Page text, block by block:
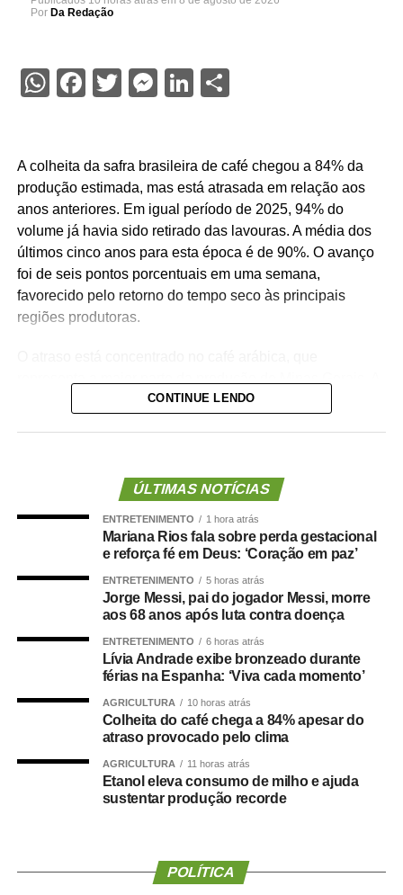
Por Da Redação
WhatsApp
Facebook
Twitter
Messenger
LinkedIn
Share
A colheita da safra brasileira de café chegou a 84% da
produção estimada, mas está atrasada em relação aos
anos anteriores. Em igual período de 2025, 94% do
volume já havia sido retirado das lavouras. A média dos
últimos cinco anos para esta época é de 90%. O avanço
foi de seis pontos porcentuais em uma semana,
favorecido pelo retorno do tempo seco às principais
regiões produtoras.
colheita da variedade alcançou 77%, ante 91% no
No caso do canéfora, grupo que reúne conilon e robusta,
os trabalhos estão praticamente concluídos. A colheita
atingiu 99%, resultado semelhante ao de 2025 e
ligeiramente superior à média de 98% dos últimos cinco
Minas Gerais concentra a maior parte da produção
sacas de 60 quilos em 2026, segundo a Companhia
Nacional de Abastecimento (Conab). O volume
representa praticamente metade das 66,7 milhões de
sacas previstas para o País.
A estimativa mineira é 29,8% superior à da temporada
anterior. O aumento foi favorecido pelo ciclo de
bienalidade positiva dos cafezais e pelas condições
As chuvas fora de época, porém, prejudicaram a retirada
CONTINUE LENDO
ÚLTIMAS NOTÍCIAS
ENTRETENIMENTO 1 hora atrás
Mariana Rios fala sobre perda gestacional
e reforça fé em Deus: ‘Coração em paz’
ENTRETENIMENTO 5 horas atrás
Jorge Messi, pai do jogador Messi, morre
aos 68 anos após luta contra doença
ENTRETENIMENTO 6 horas atrás
Lívia Andrade exibe bronzeado durante
férias na Espanha: ‘Viva cada momento’
AGRICULTURA 10 horas atrás
Colheita do café chega a 84% apesar do
atraso provocado pelo clima
AGRICULTURA 11 horas atrás
Etanol eleva consumo de milho e ajuda
sustentar produção recorde
POLÍTICA